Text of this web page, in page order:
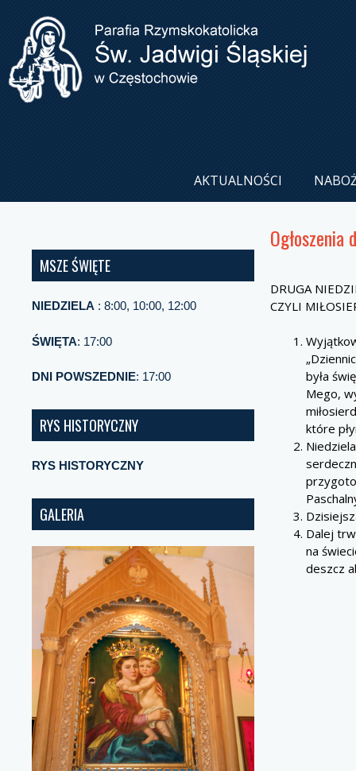
AKTUALNOŚCI
MSZE ŚWIĘTE
NIEDZIELA : 8:00, 10:00, 12:00
ŚWIĘTA: 17:00
DNI POWSZEDNIE: 17:00
RYS HISTORYCZNY
RYS HISTORYCZNY
GALERIA
DRUGA
CZYLI
była
Mego,
które
Dalej
na
deszcz